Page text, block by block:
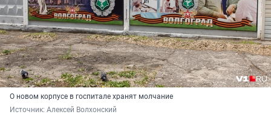
О новом корпусе в госпитале хранят молчание
Источник: Алексей Волхонский